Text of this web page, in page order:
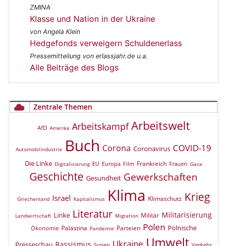
ZMINA
Klasse und Nation in der Ukraine
von Angela Klein
Hedgefonds verweigern Schuldenerlass
Pressemitteilung von erlassjahr.de u.a.
Alle Beiträge des Blogs
Zentrale Themen
AfD Amerika Arbeitskampf Arbeitswelt
Automobilindustrie Buch Corona Coronavirus COVID-19
Die Linke Digitalisierung EU Europa Film Frankreich Frauen Gaza
Geschichte Gesundheit Gewerkschaften
Griechenland Israel Kapitalismus Klima Klimaschutz Krieg
Landwirtschaft Linke Literatur Migration Militär Militarisierung
Ökonomie Palästina Pandemie Parteien Polen Polnische
Ukraine Umwelt